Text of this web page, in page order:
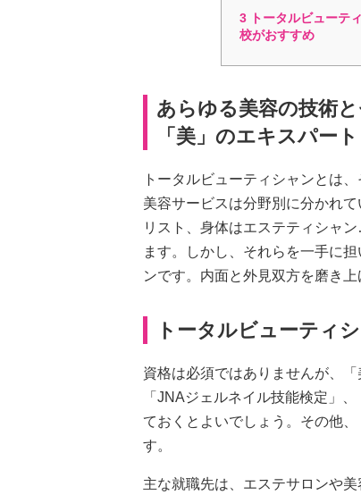
3 トータルビューテ
校がおすすめ
あらゆる美容の技術
「美」のエキスパート
トータルビューティシャンとは
美容サービスは分野別に分かれ
リスト、身体はエステティシャ
ます。しかし、それらを一手に
ンです。内面と外見双方を磨き
トータルビューティ
資格は必須ではありませんが、
「JNAジェルネイル技能検定」
ておくとよいでしょう。その他
す。
主な就職先は、エステサロンや